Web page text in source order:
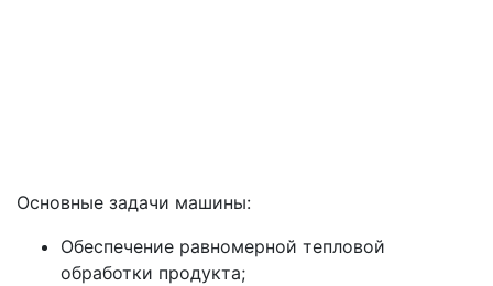
Основные задачи машины:
Обеспечение равномерной тепловой
обработки продукта;